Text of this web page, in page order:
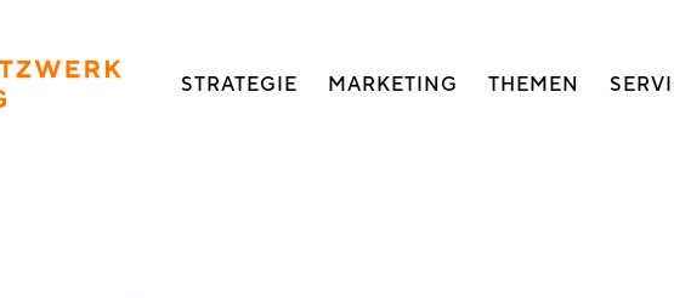
Hauptnavigation
STRATEGIE MARKETING THEMEN